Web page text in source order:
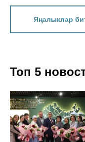
Яңалыклар
Топ 5